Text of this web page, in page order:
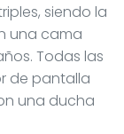
siendo la
una cama
Todas las
de pantalla
una ducha